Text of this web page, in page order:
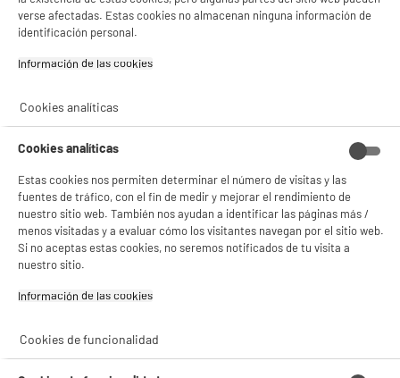
Garantía incluida :
Hastaagosto 2029
Características
Marca
Plus produit balisage 100% PRECIOS BAJOS
Tipo de producto Cepillo para cuero cabelludo
Dimensiones del producto
AL 24,6 cm x AN 8,2 cm x PR
Dimensiones paquete
Gestionar cookies
verse afectadas. Estas cookies no almacenan ninguna información de
identificación personal.
Información de las cookies‎
Cookies analíticas
Cookies analíticas
Estas cookies nos permiten determinar el número de visitas y las
fuentes de tráfico, con el fin de medir y mejorar el rendimiento de
nuestro sitio web. También nos ayudan a identificar las páginas más /
menos visitadas y a evaluar cómo los visitantes navegan por el sitio web.
Si no aceptas estas cookies, no seremos notificados de tu visita a
nuestro sitio.
Información de las cookies‎
Cookies de funcionalidad